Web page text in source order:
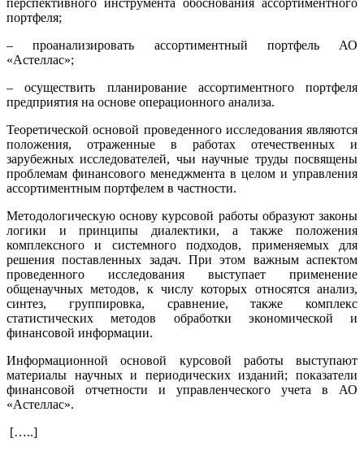
портфеля;
– проанализировать ассортиментный портфель АО
«Астеллас»;
– осуществить планирование ассортиментного портфеля
предприятия на основе операционного анализа.
Теоретической основой проведенного исследования являются
положения, отраженные в работах отечественных и
зарубежных исследователей, чьи научные труды посвящены
проблемам финансового менеджмента в целом и управления
ассортиментным портфелем в частности.
Методологическую основу курсовой работы образуют законы
логики и принципы диалектики, а также положения
комплексного и системного подходов, применяемых для
решения поставленных задач. При этом важным аспектом
проведенного исследования выступает применение
общенаучных методов, к числу которых относятся анализ,
синтез, группировка, сравнение, также комплекс
статистических методов обработки экономической и
финансовой информации.
Информационной основой курсовой работы выступают
материалы научных и периодических изданий; показатели
финансовой отчетности и управленческого учета в АО
«Астеллас».
[…..]